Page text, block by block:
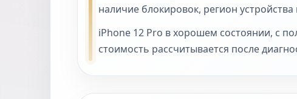
наличие блокировок, регион
iPhone 12 Pro в хорошем состоянии, с
стоимость рассчитывается после